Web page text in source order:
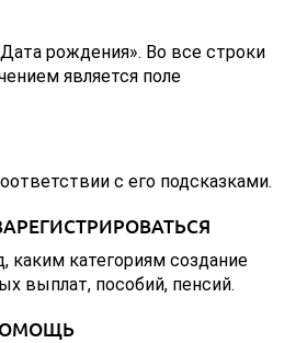
рождения». Во все строки
является поле
с его подсказками.
каким категориям создание
выплат, пособий, пенсий.